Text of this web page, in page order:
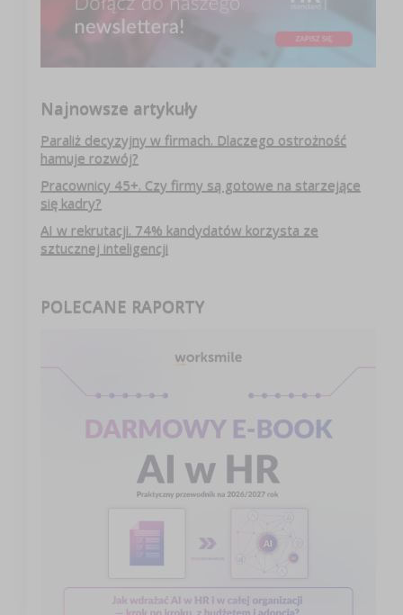
Najnowsze artykuły
Paraliż decyzyjny w firmach. Dlaczego ostrożność
hamuje rozwój?
Pracownicy 45+. Czy firmy są gotowe na starzejące
się kadry?
AI w rekrutacji. 74% kandydatów korzysta ze
sztucznej inteligencji
POLECANE RAPORTY